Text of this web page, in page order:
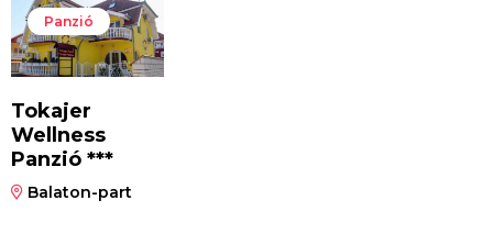
Panzió
Tokajer
Wellness
Panzió ***
Balaton-part